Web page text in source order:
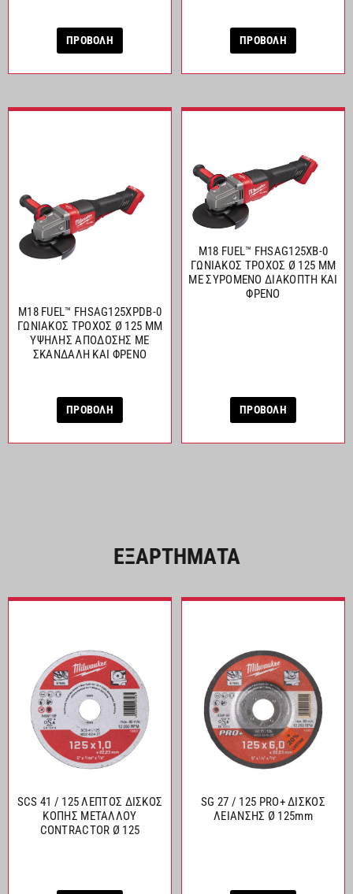
ΠΡΟΒΟΛΗ ΠΡΟΒΟΛΗ
M18 FUEL™ FHSAG125XPDB-0
ΓΩΝΙΑΚΟΣ ΤΡΟΧΟΣ Ø 125 MM
ΥΨΗΛΗΣ ΑΠΟΔΟΣΗΣ ΜΕ
ΣΚΑΝΔΑΛΗ ΚΑΙ ΦΡΕΝΟ
ΠΡΟΒΟΛΗ
M18 FUEL™ FHSAG125XB-0
ΓΩΝΙΑΚΟΣ ΤΡΟΧΟΣ Ø 125 MM
ΜΕ ΣΥΡΟΜΕΝΟ ΔΙΑΚΟΠΤΗ ΚΑΙ
ΦΡΕΝΟ
ΠΡΟΒΟΛΗ
ΕΞΑΡΤΗΜΑΤΑ
SCS 41 / 125 ΛΕΠΤΟΣ ΔΙΣΚΟΣ
ΚΟΠΗΣ ΜΕΤΑΛΛΟΥ
CONTRACTOR Ø 125
SG 27 / 125 PRO+ ΔΙΣΚΟΣ
ΛΕΙΑΝΣΗΣ Ø 125mm